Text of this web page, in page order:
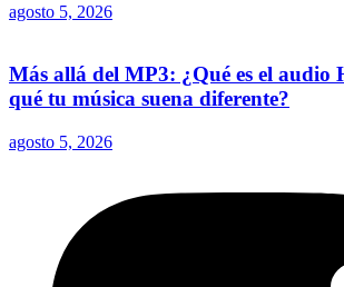
agosto 5, 2026
Más allá del MP3: ¿Qué es el audio
qué tu música suena diferente?
agosto 5, 2026